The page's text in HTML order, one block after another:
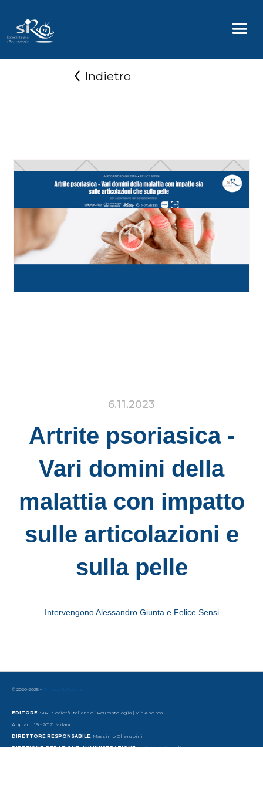
Indietro
6.11.2023
Artrite psoriasica -
Vari domini della
malattia con impatto
sulle articolazioni e
sulla pelle
Intervengono Alessandro Giunta e Felice Sensi
© 2020-2025 – Privacy & Cookie
EDITORE: SIR - Società Italiana di Reumatologia | Via Andrea
Appiani, 19 - 20121 Milano
DIRETTORE RESPONSABILE: Massimo Cherubini
DIREZIONE, REDAZIONE, AMMINISTRAZIONE: Società Italiana di